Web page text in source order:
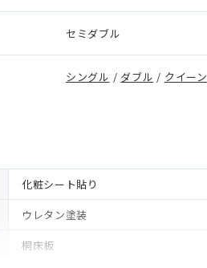
セミダブル
シングル / ダブル / クイーン
化粧シート貼り
ウレタン塗装
桐床板